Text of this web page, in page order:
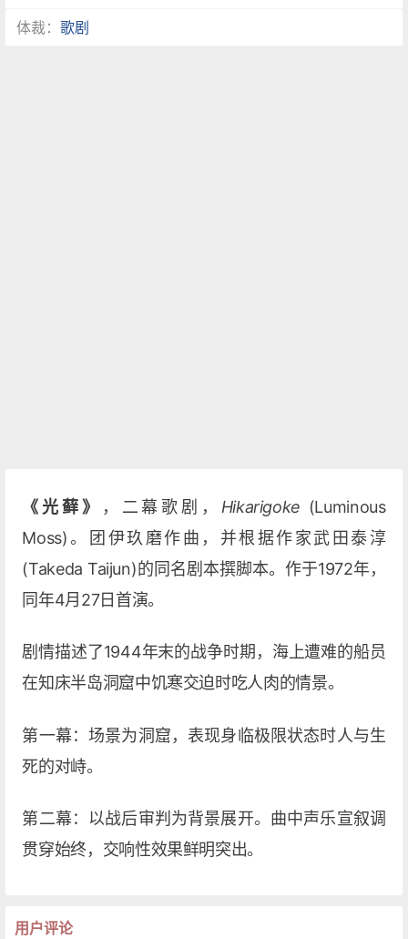
体裁：歌剧
《光藓》 ，二幕歌剧， Hikarigoke (Luminous
Moss)。团伊玖磨作曲，并根据作家武田泰淳
(Takeda Taijun)的同名剧本撰脚本。作于1972年，
同年4月27日首演。
剧情描述了1944年末的战争时期，海上遭难的船员
在知床半岛洞窟中饥寒交迫时吃人肉的情景。
第一幕：场景为洞窟，表现身临极限状态时人与生
死的对峙。
第二幕：以战后审判为背景展开。曲中声乐宣叙调
贯穿始终，交响性效果鲜明突出。
用户评论